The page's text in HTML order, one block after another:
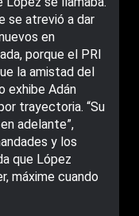
se atrevió a dar
en
porque el PRI
la amistad del
exhibe Adán
trayectoria. “Su
adelante”,
y los
que López
máxime cuando